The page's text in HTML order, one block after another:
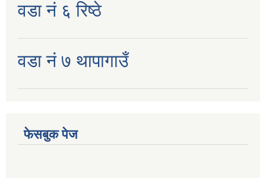
वडा नं ६ रिष्ठे
वडा नं ७ थापागाउँ
फेसबुक पेज